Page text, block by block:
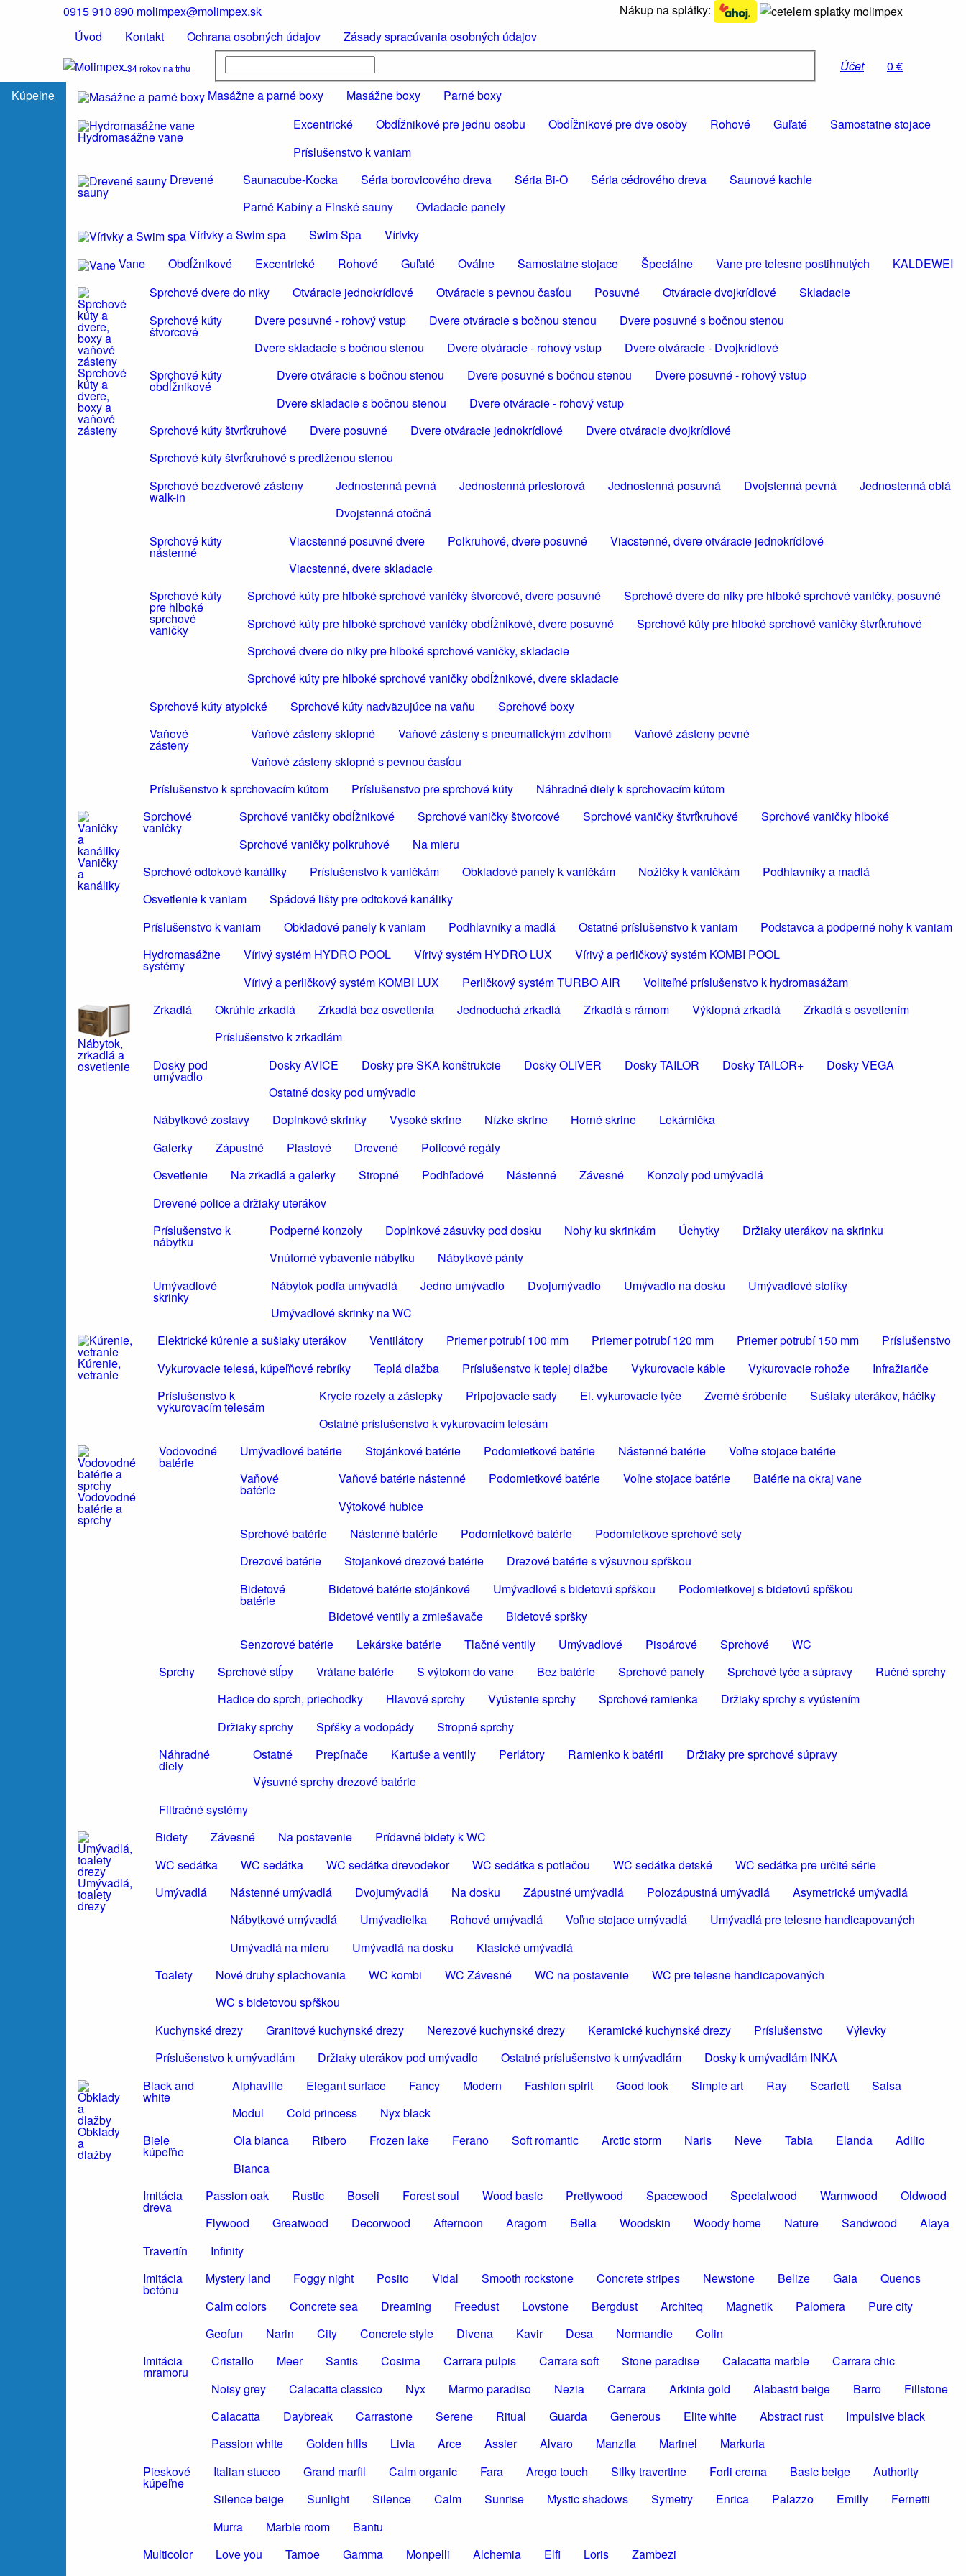
0915 910 890 molimpex@molimpex.sk
Nákup na splátky:
Úvod
Kontakt Ochrana osobných údajov Zásady spracúvania osobných údajov
34 rokov na trhu Účet
0 €
Kúpelne
Masážne a parné boxy Masážne boxy Parné boxy
Hydromasážne vane
Excentrické Obdĺžnikové pre jednu osobu Obdĺžnikové pre dve osoby Rohové Guľaté
Samostatne stojace
Príslušenstvo k vaniam
Drevené
sauny
Saunacube-Kocka Séria borovicového dreva Séria Bi-O Séria cédrového dreva
Saunové kachle
Parné Kabíny a Finské sauny
Ovladacie panely
Vírivky a Swim spa
Swim Spa
Vírivky
Vane
Obdĺžnikové Excentrické Rohové Guľaté Oválne Samostatne stojace Špeciálne Vane pre telesne postihnutých KALDEWEI
Sprchové
kúty a
dvere,
boxy a
vaňové
zásteny
Sprchové dvere do niky Otváracie jednokrídlové Otváracie s pevnou časťou Posuvné Otváracie dvojkrídlové
Skladacie
Sprchové kúty
štvorcové
Dvere posuvné - rohový vstup Dvere otváracie s bočnou stenou
Dvere posuvné s bočnou stenou
Dvere skladacie s bočnou stenou
Dvere otváracie - rohový vstup
Dvere otváracie - Dvojkrídlové
Sprchové kúty
obdĺžnikové
Dvere otváracie s bočnou stenou Dvere posuvné s bočnou stenou
Dvere posuvné - rohový vstup
Dvere skladacie s bočnou stenou
Dvere otváracie - rohový vstup
Sprchové kúty štvrťkruhové
Dvere posuvné Dvere otváracie jednokrídlové
Dvere otváracie dvojkrídlové
Sprchové kúty štvrťkruhové s predlženou stenou
Sprchové bezdverové zásteny
walk-in
Jednostenná pevná Jednostenná priestorová Jednostenná posuvná Dvojstenná pevná
Jednostenná oblá
Dvojstenná otočná
Sprchové kúty
nástenné
Viacstenné posuvné dvere Polkruhové, dvere posuvné
Viacstenné, dvere otváracie jednokrídlové
Viacstenné, dvere skladacie
Sprchové kúty
pre hlboké
sprchové
vaničky
Sprchové kúty pre hlboké sprchové vaničky štvorcové, dvere posuvné
Sprchové dvere do niky pre hlboké sprchové vaničky, posuvné
Sprchové kúty pre hlboké sprchové vaničky obdĺžnikové, dvere posuvné
Sprchové kúty pre hlboké sprchové vaničky štvrťkruhové
Sprchové dvere do niky pre hlboké sprchové vaničky, skladacie
Sprchové kúty pre hlboké sprchové vaničky obdĺžnikové, dvere skladacie
Sprchové kúty atypické
Sprchové kúty nadväzujúce na vaňu
Sprchové boxy
Vaňové
zásteny
Vaňové zásteny sklopné Vaňové zásteny s pneumatickým zdvihom
Vaňové zásteny pevné
Vaňové zásteny sklopné s pevnou časťou
Príslušenstvo k sprchovacím kútom
Príslušenstvo pre sprchové kúty Náhradné diely k sprchovacím kútom
Vaničky
a
kanáliky
Sprchové
vaničky
Sprchové vaničky obdĺžnikové Sprchové vaničky štvorcové Sprchové vaničky štvrťkruhové
Sprchové vaničky hlboké
Sprchové vaničky polkruhové
Na mieru
Sprchové odtokové kanáliky
Príslušenstvo k vaničkám Obkladové panely k vaničkám Nožičky k vaničkám
Podhlavníky a madlá
Osvetlenie k vaniam
Spádové lišty pre odtokové kanáliky
Príslušenstvo k vaniam
Obkladové panely k vaniam Podhlavníky a madlá Ostatné príslušenstvo k vaniam
Podstavca a podperné nohy k vaniam
Hydromasážne
systémy
Vírivý systém HYDRO POOL Vírivý systém HYDRO LUX
Vírivý a perličkový systém KOMBI POOL
Vírivý a perličkový systém KOMBI LUX
Perličkový systém TURBO AIR Voliteľné príslušenstvo k hydromasážam
Nábytok,
zrkadlá a
osvetlenie
Zrkadlá Okrúhle zrkadlá Zrkadlá bez osvetlenia Jednoduchá zrkadlá Zrkadlá s rámom Výklopná zrkadlá
Zrkadlá s osvetlením
Príslušenstvo k zrkadlám
Dosky pod
umývadlo
Dosky AVICE Dosky pre SKA konštrukcie Dosky OLIVER Dosky TAILOR Dosky TAILOR+
Dosky VEGA
Ostatné dosky pod umývadlo
Nábytkové zostavy
Doplnkové skrinky Vysoké skrine Nízke skrine Horné skrine
Lekárnička
Galerky
Zápustné Plastové Drevené
Policové regály
Osvetlenie
Na zrkadlá a galerky Stropné Podhľadové Nástenné Závesné
Konzoly pod umývadlá
Drevené police a držiaky uterákov
Príslušenstvo k
nábytku
Podperné konzoly Doplnkové zásuvky pod dosku Nohy ku skrinkám Úchytky
Držiaky uterákov na skrinku
Vnútorné vybavenie nábytku
Nábytkové pánty
Umývadlové
skrinky
Nábytok podľa umývadlá Jedno umývadlo Dvojumývadlo Umývadlo na dosku
Umývadlové stolíky
Umývadlové skrinky na WC
Kúrenie,
vetranie
Elektrické kúrenie a sušiaky uterákov Ventilátory Priemer potrubí 100 mm Priemer potrubí 120 mm Priemer potrubí 150 mm
Príslušenstvo
Vykurovacie telesá, kúpeľňové rebríky
Teplá dlažba Príslušenstvo k teplej dlažbe Vykurovacie káble Vykurovacie rohože
Infražiariče
Príslušenstvo k
vykurovacím telesám
Krycie rozety a záslepky Pripojovacie sady El. vykurovacie tyče Zverné šróbenie
Sušiaky uterákov, háčiky
Ostatné príslušenstvo k vykurovacím telesám
Vodovodné
batérie a
sprchy
Vodovodné
batérie
Umývadlové batérie Stojánkové batérie Podomietkové batérie Nástenné batérie
Voľne stojace batérie
Vaňové
batérie
Vaňové batérie nástenné Podomietkové batérie Voľne stojace batérie
Batérie na okraj vane
Výtokové hubice
Sprchové batérie
Nástenné batérie Podomietkové batérie
Podomietkove sprchové sety
Drezové batérie
Stojankové drezové batérie
Drezové batérie s výsuvnou spŕškou
Bidetové
batérie
Bidetové batérie stojánkové Umývadlové s bidetovú spŕškou
Podomietkovej s bidetovú spŕškou
Bidetové ventily a zmiešavače
Bidetové spršky
Senzorové batérie
Lekárske batérie Tlačné ventily Umývadlové Pisoárové Sprchové
WC
Sprchy
Sprchové stĺpy Vrátane batérie S výtokom do vane Bez batérie Sprchové panely Sprchové tyče a súpravy
Ručné sprchy
Hadice do sprch, priechodky
Hlavové sprchy Vyústenie sprchy Sprchové ramienka
Držiaky sprchy s vyústením
Držiaky sprchy
Spŕšky a vodopády
Stropné sprchy
Náhradné
diely
Ostatné Prepínače Kartuše a ventily Perlátory Ramienko k batérii
Držiaky pre sprchové súpravy
Výsuvné sprchy drezové batérie
Filtračné systémy
Umývadlá,
toalety
drezy
Bidety Závesné Na postavenie
Prídavné bidety k WC
WC sedátka
WC sedátka WC sedátka drevodekor WC sedátka s potlačou WC sedátka detské
WC sedátka pre určité série
Umývadlá
Nástenné umývadlá Dvojumývadlá Na dosku Zápustné umývadlá Polozápustná umývadlá
Asymetrické umývadlá
Nábytkové umývadlá
Umývadielka Rohové umývadlá Voľne stojace umývadlá
Umývadlá pre telesne handicapovaných
Umývadlá na mieru
Umývadlá na dosku
Klasické umývadlá
Toalety
Nové druhy splachovania WC kombi WC Závesné WC na postavenie
WC pre telesne handicapovaných
WC s bidetovou spŕškou
Kuchynské drezy
Granitové kuchynské drezy Nerezové kuchynské drezy Keramické kuchynské drezy Príslušenstvo
Výlevky
Príslušenstvo k umývadlám
Držiaky uterákov pod umývadlo Ostatné príslušenstvo k umývadlám Dosky k umývadlám INKA
Obklady
a
dlažby
Black and
white
Alphaville Elegant surface Fancy Modern Fashion spirit Good look Simple art Ray Scarlett
Salsa
Modul
Cold princess
Nyx black
Biele
kúpeľňe
Ola bianca Ribero Frozen lake Ferano Soft romantic Arctic storm Naris Neve Tabia Elanda
Adilio
Bianca
Imitácia
dreva
Passion oak Rustic Boseli Forest soul Wood basic Prettywood Spacewood Specialwood Warmwood
Oldwood
Flywood
Greatwood Decorwood Afternoon Aragorn Bella Woodskin Woody home Nature Sandwood
Alaya
Travertín
Infinity
Imitácia
betónu
Mystery land Foggy night Posito Vidal Smooth rockstone Concrete stripes Newstone Belize Gaia
Quenos
Calm colors
Concrete sea Dreaming Freedust Lovstone Bergdust Architeq Magnetik Palomera
Pure city
Geofun
Narin City Concrete style Divena Kavir Desa Normandie
Colin
Imitácia
mramoru
Cristallo Meer Santis Cosima Carrara pulpis Carrara soft Stone paradise Calacatta marble
Carrara chic
Noisy grey
Calacatta classico Nyx Marmo paradiso Nezia Carrara Arkinia gold Alabastri beige Barro
Fillstone
Calacatta
Daybreak Carrastone Serene Ritual Guarda Generous Elite white Abstract rust
Impulsive black
Passion white
Golden hills Livia Arce Assier Alvaro Manzila Marinel
Markuria
Pieskové
kúpeľne
Italian stucco Grand marfil Calm organic Fara Arego touch Silky travertine Forli crema Basic beige
Authority
Silence beige
Sunlight Silence Calm Sunrise Mystic shadows Symetry Enrica Palazzo Emilly
Fernetti
Murra
Marble room
Bantu
Multicolor
Love you Tamoe Gamma Monpelli Alchemia Elfi Loris
Zambezi